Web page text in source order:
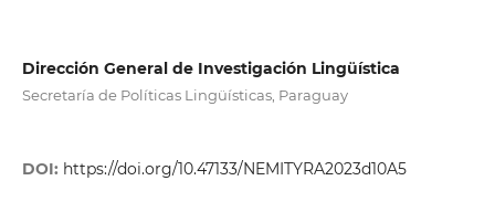
Dirección General de Investigación Lingüística
Secretaría de Políticas Lingüísticas, Paraguay
DOI: https://doi.org/10.47133/NEMITYRA2023d10A5